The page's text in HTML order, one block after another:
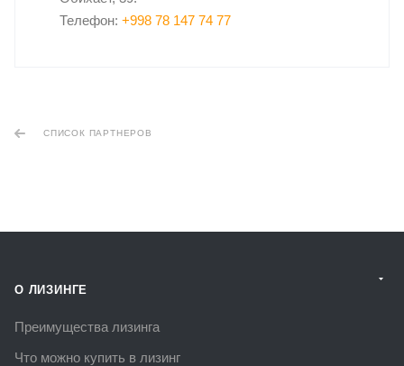
Телефон: +998 78 147 74 77
СПИСОК ПАРТНЕРОВ
О ЛИЗИНГЕ
Преимущества лизинга
Что можно купить в лизинг